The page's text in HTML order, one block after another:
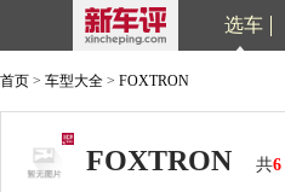
选车
首页 > 车型大全 > FOXTRON
FOXTRON 共6